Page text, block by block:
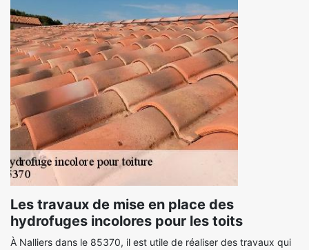
Les travaux de mise en place des
hydrofuges incolores pour les toits
À Nalliers dans le 85370, il est utile de réaliser des travaux qui